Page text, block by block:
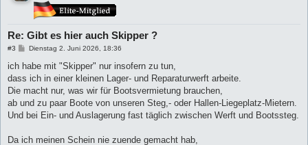
Re: Gibt es hier auch Skipper ?
#3
B
i
r
a
Dienstag 2. Juni 2026, 18:36
ich habe mit "Skipper" nur insofern zu tun,
dass ich in einer kleinen Lager- und Reparaturwerft arbeite.
Die macht nur, was wir für Bootsvermietung brauchen,
ab und zu paar Boote von unseren Steg,- oder Hallen-Liegeplatz-Mietern.
Und bei Ein- und Auslagerung fast täglich zwischen Werft und Bootssteg.
Da ich meinen Schein nie zuende gemacht hab,